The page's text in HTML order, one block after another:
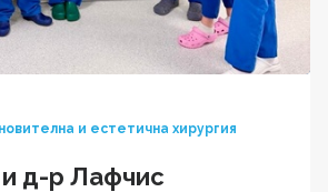
и естетична хирургия
д-р Лафчис